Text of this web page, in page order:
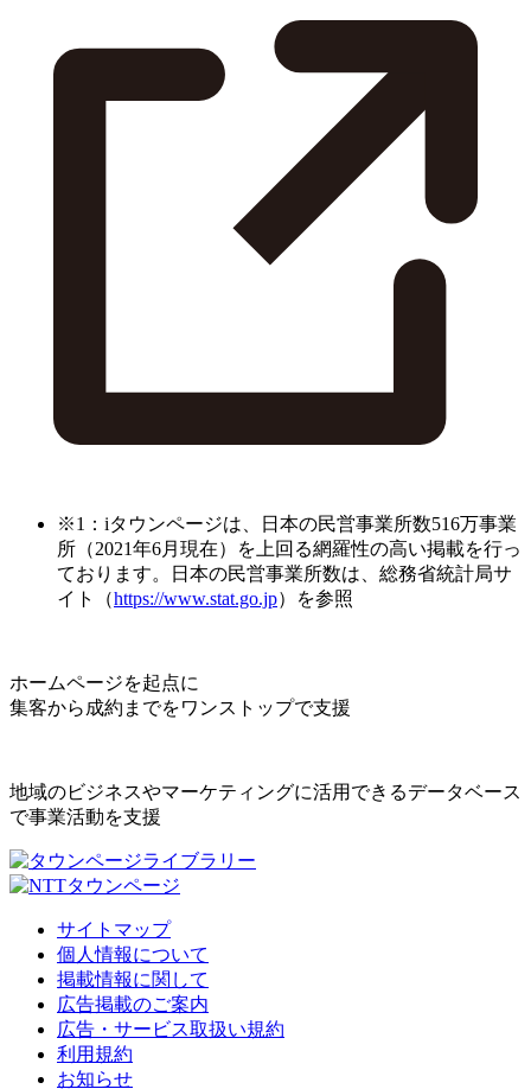
※1：iタウンページは、日本の民営事業所数516万事業
所（2021年6月現在）を上回る網羅性の高い掲載を行っ
ております。日本の民営事業所数は、総務省統計局サ
イト（https://www.stat.go.jp）を参照
ホームページを起点に
集客から成約までをワンストップで支援
地域のビジネスやマーケティングに活用できるデータベース
で事業活動を支援
サイトマップ
個人情報について
掲載情報に関して
広告掲載のご案内
広告・サービス取扱い規約
利用規約
お知らせ